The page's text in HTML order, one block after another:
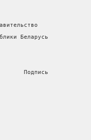
Беларусь
Подпись